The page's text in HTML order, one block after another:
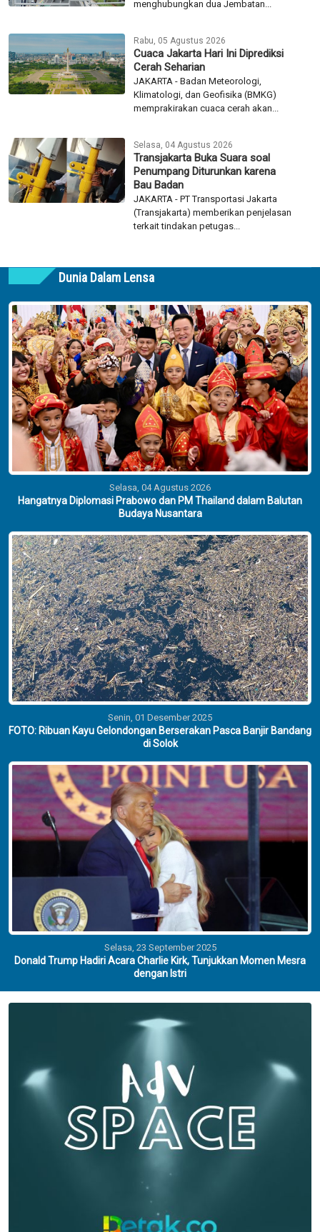
menghubungkan dua Jembatan...
Rabu, 05 Agustus 2026
Cuaca Jakarta Hari Ini Diprediksi
Cerah Seharian
JAKARTA - Badan Meteorologi,
Klimatologi, dan Geofisika (BMKG)
memprakirakan cuaca cerah akan...
Selasa, 04 Agustus 2026
Transjakarta Buka Suara soal
Penumpang Diturunkan karena
Bau Badan
JAKARTA - PT Transportasi Jakarta
(Transjakarta) memberikan penjelasan
terkait tindakan petugas...
Dunia Dalam Lensa
Selasa, 04 Agustus 2026
Hangatnya Diplomasi Prabowo dan PM Thailand dalam Balutan
Budaya Nusantara
Senin, 01 Desember 2025
FOTO: Ribuan Kayu Gelondongan Berserakan Pasca Banjir Bandang
di Solok
Selasa, 23 September 2025
Donald Trump Hadiri Acara Charlie Kirk, Tunjukkan Momen Mesra
dengan Istri